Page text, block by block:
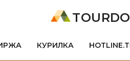
КУРИЛКА